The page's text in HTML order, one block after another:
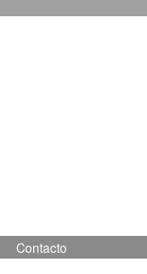
Contacto